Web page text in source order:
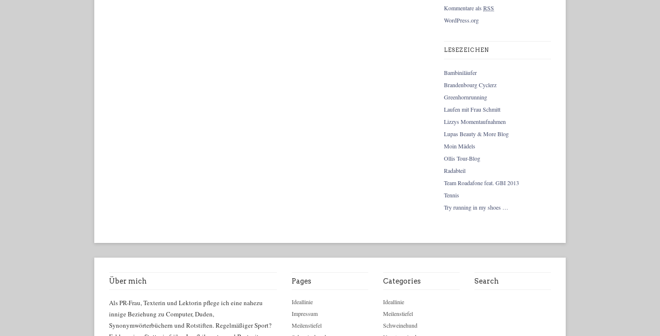
Kommentare als RSS
WordPress.org
LESEZEICHEN
Bambiniläufer
Brandenbourg Cyclerz
Greenhornrunning
Laufen mit Frau Schmitt
Lizzys Momentaufnahmen
Lupas Beauty & More Blog
Moin Mädels
Ollis Tour-Blog
Radabteil
Team Roadafone feat. GBI 2013
Tennis
Try running in my shoes …
Über mich
Als PR-Frau, Texterin und Lektorin pflege ich eine nahezu
innige Beziehung zu Computer, Duden,
Synonymwörterbüchern und Rotstiften. Regelmäßiger Sport?
Pages
Ideallinie
Impressum
Meilenstiefel
Categories
Ideallinie
Meilenstiefel
Schweinehund
Search